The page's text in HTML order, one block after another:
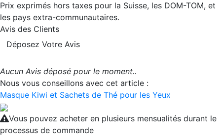
Prix exprimés hors taxes pour la Suisse, les DOM-TOM, et
les pays extra-communautaires.
Avis des Clients
Déposez Votre Avis
Aucun Avis déposé pour le moment..
Nous vous conseillons avec cet article :
Masque Kiwi et Sachets de Thé pour les Yeux
Vous pouvez acheter en plusieurs mensualités durant le
processus de commande